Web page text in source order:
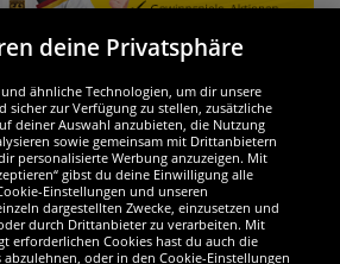
ausgezeichnet
deine Privatsphäre
ähnliche Technologien, um dir unsere
sicher zur Verfügung zu stellen, zusätzliche
deiner Auswahl anzubieten, die Nutzung
sowie gemeinsam mit Drittanbietern
personalisierte Werbung anzuzeigen. Mit
gibst du deine Einwilligung alle
Einstellungen und unseren
dargestellten Zwecke, einzusetzen und
durch Drittanbieter zu verarbeiten. Mit
erforderlichen Cookies hast du auch die
oder in den Cookie-Einstellungen